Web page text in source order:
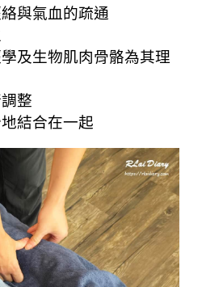
與氣血的疏通
及生物肌肉骨骼為其理
整
結合在一起